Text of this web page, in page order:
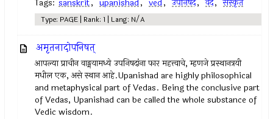
Tags: sanskrit, upanishad, ved, उपनिषद‌, वेद, संस्कृत
Type: PAGE | Rank: 1 | Lang: N/A
अमृतनादोपनिषत्
आपल्या प्राचीन वाङ्मयामध्ये उपनिषदांना फार महत्त्वाचे, म्हणजे प्रस्थानत्रयी
मधील एक, असे स्थान आहे.Upanishad are highly philosophical
and metaphysical part of Vedas. Being the conclusive part
of Vedas, Upanishad can be called the whole substance of
Vedic wisdom.